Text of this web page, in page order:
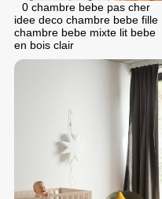
0 chambre bebe pas cher
idee deco chambre bebe fille
chambre bebe mixte lit bebe
en bois clair